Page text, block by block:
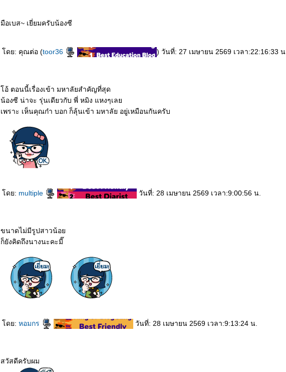
มือเบส~ เยี่ยมครับน้องซี
ดย: คุณต่อ (toor36 ) วันที่: 27 เมษายน 2569 เวลา:22:16:33 น.
อ้ ตอนนี้เรื่องเข้า มหาลัยสำคัญที่สุด
น้องซี น่าจะ รุ่นเดียวกับ พี่ หมิง แหงๆเล
เพราะ เห็นคุณก๋า บอก ก็ลุ้นเข้า มหาลัย อยู่เหมือนกันครับ
ดย: multiple วันที่: 28 เมษายน 2569 เวลา:9:00:56 น.
ขนาดไม่มีรูปสาวน้อ
ก็ยังคิดถึงนางนะคะมี๊
ดย: หอมกร วันที่: 28 เมษายน 2569 เวลา:9:13:24 น.
สวัสดีครับผม